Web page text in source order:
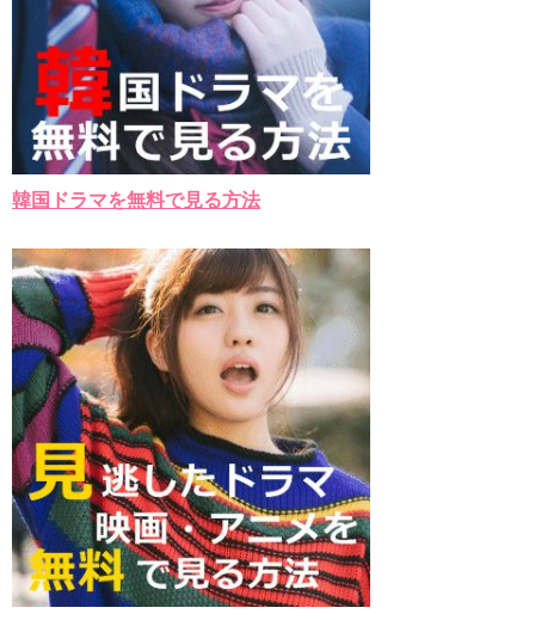
「まず熱く掃除せよ」女優キム・ユジョン、「健康がとても回
復…痩せたのはソン・ジェリムのせい!? 」 (11/26)
【裏芸能】キムユジョンの熱愛彼氏はあの大物俳優
キム・ユジョン、美しいセルフショットで近況を伝える“会いた
いでしょ？” Big News TV
キム・ユジョン、新ドラマ「まず熱く掃除せよ」に出演確
定…“台本を見た瞬間惹かれた” 20180123
幻の王女チャミョンゴ エンディング
[Fan MV]七日の王妃(7일의 왕비)OST – 정기고 (Junggigo) – 그
俳優カン・ギヨン、突然の熱愛宣言…「キム秘書がなぜそう
か」出演で話題 Big News TV
Powered by livedoor 相互RSS
韓国ドラマを無料で見る方法